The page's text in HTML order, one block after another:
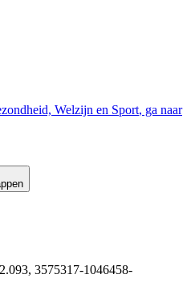
Welzijn en Sport, ga naar
3575317-1046458-